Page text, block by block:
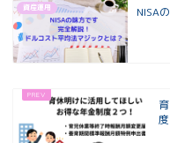
資産運用 NISA